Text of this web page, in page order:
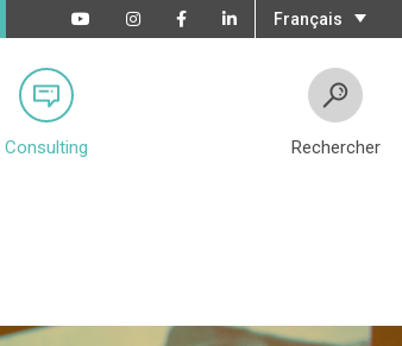
Français
Consulting Rechercher